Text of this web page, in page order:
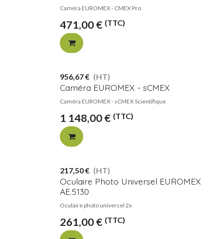
Caméra EUROMEX - CMEX Pro
471,00€ (TTC)
Caméra EUROMEX - sCMEX
Caméra EUROMEX - sCMEX Scientifique
1 148,00€ (TTC)
956,67€ (HT)
Oculaire Photo Universel EUROMEX
AE.5130
Oculaire photo universel 2x
261,00€ (TTC)
217,50€ (HT)